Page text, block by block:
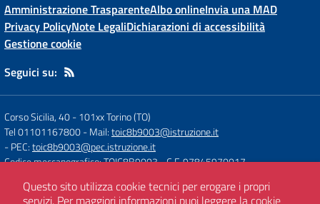
Amministrazione TrasparenteAlbo onlineInvia una MAD
Privacy PolicyNote LegaliDichiarazioni di accessibilità
Gestione cookie
Seguici su:
Corso Sicilia, 40-101xx Torino (TO)
Tel 01101167800- Mail:toic8b9003@istruzione.it
- PEC:toic8b9003@pec.istruzione.it
Codice meccanografico: TOIC8B9003- C.F. 97845970017
Questo sito utilizza cookie tecnici per erogare i propri
servizi. Per maggiori informazioni puoi leggere la cookie